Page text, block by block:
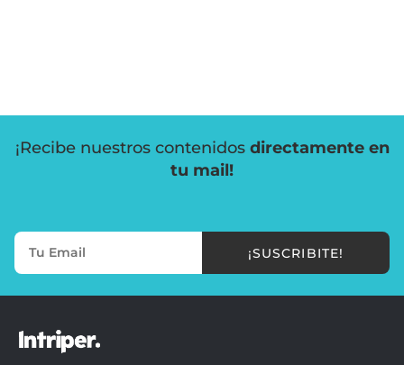
¡Recibe nuestros contenidos directamente en
tu mail!
¡SUSCRIBITE!